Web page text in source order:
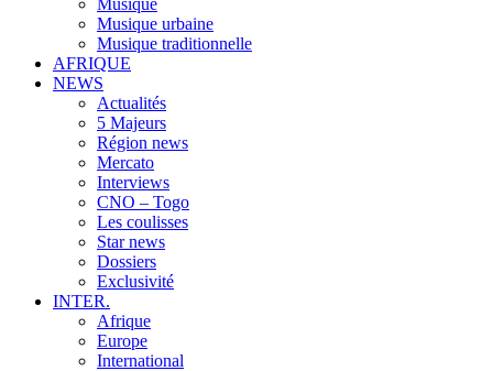
Musique urbaine
Musique traditionnelle
AFRIQUE
NEWS
Actualités
5 Majeurs
Région news
Mercato
Interviews
CNO – Togo
Les coulisses
Star news
Dossiers
Exclusivité
INTER.
Afrique
Europe
International